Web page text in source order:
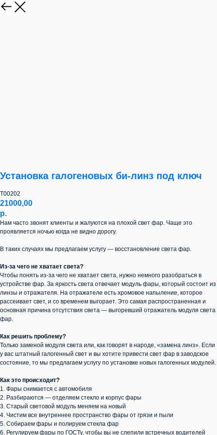
Установка галогеновых би-линз под ключ
T00202
21000,00
р.
Нам часто звонят клиенты и жалуются на плохой свет фар. Чаще это
проявляется ночью когда не видно дорогу.
В таких случаях мы предлагаем услугу — восстановление света фар.
Из-за чего не хватает света?
Чтобы понять из-за чего не хватает света, нужно немного разобраться в
устройстве фар. За яркость света отвечает модуль фары, который состоит из
линзы и отражателя. На отражателе есть хромовое напыление, которое
рассеивает свет, и со временем выгорает. Это самая распространенная и
основная причина отсутствия света — выгоревший отражатель модуля света
фар.
Как решить проблему?
Только заменой модуля света или, как говорят в народе, «замена линз». Если
у вас штатный галогенный свет и вы хотите привести свет фар в заводское
состояние, то мы предлагаем услугу по установке новых галогенных модулей.
Как это происходит?
1. Фары снимается с автомобиля
2. Разбираются — отделяем стекло и корпус фары
3. Старый световой модуль меняем на новый
4. Чистим все внутреннее пространство фары от грязи и пыли
5. Собираем фары и полируем стекла фар
6. Регулируем фары по ГОСТу, чтобы вы не слепили встречных водителей